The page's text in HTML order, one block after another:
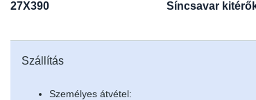
27X390 Síncsavar
Szállítás
Személyes átvétel: